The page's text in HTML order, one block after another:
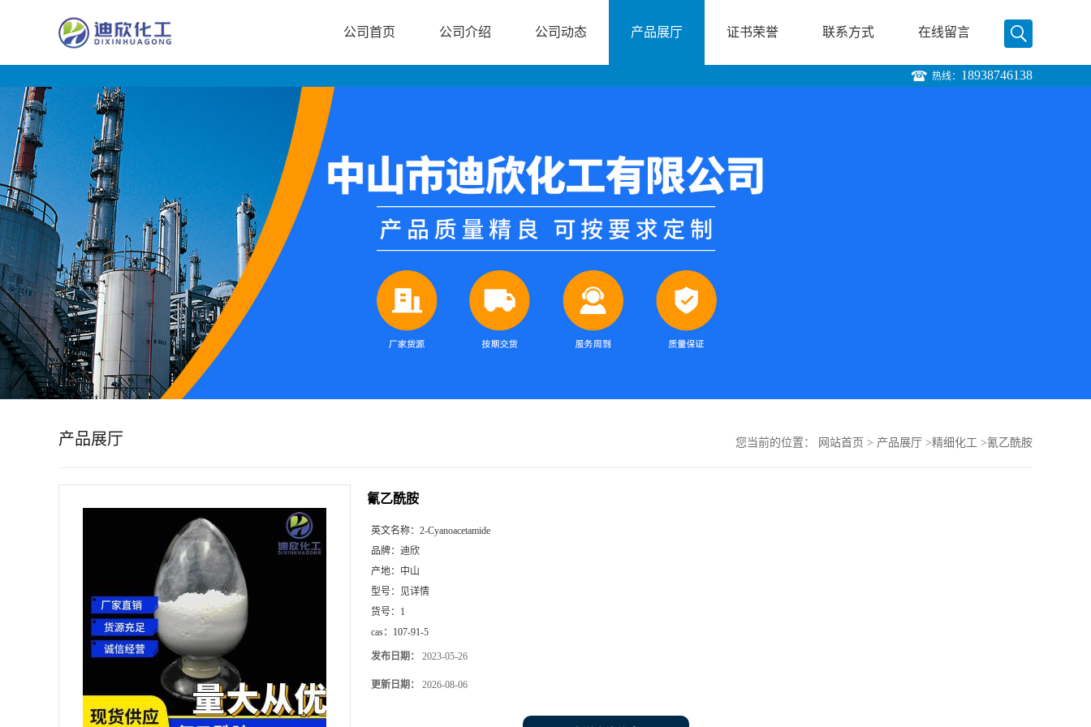
司
首
页
公
司
介
绍
公
公司首页 公司介绍 公司动态 产品展厅 证书荣誉 联系方式 在线留言
热线： 18938746138
产品展厅 您当前的位置： 网站首页 > 产品展厅 >精细化工 >氰乙酰胺
氰乙酰胺
英文名称： 2-Cyanoacetamide
品牌： 迪欣
产地： 中山
型号：
见详情
货号： 1
cas： 107-91-5
发布日期： 2023-05-26
更新日期： 2026-08-06